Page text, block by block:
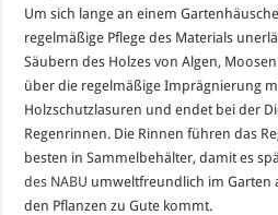
Um sich lange an einem
regelmäßige Pflege des Materials
Säubern des Holzes von Algen,
über die regelmäßige Imprägnierung
Holzschutzlasuren und endet bei der
Regenrinnen. Die Rinnen führen das
besten in Sammelbehälter, damit es
des NABU umweltfreundlich im Garten
den Pflanzen zu Gute kommt.